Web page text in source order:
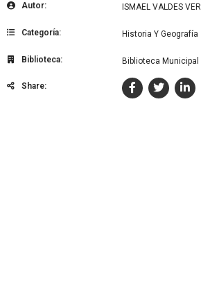
Autor: ISMAEL VALDES
Categoría: Historia Y Geografía
Biblioteca: Biblioteca Municipal
Share: